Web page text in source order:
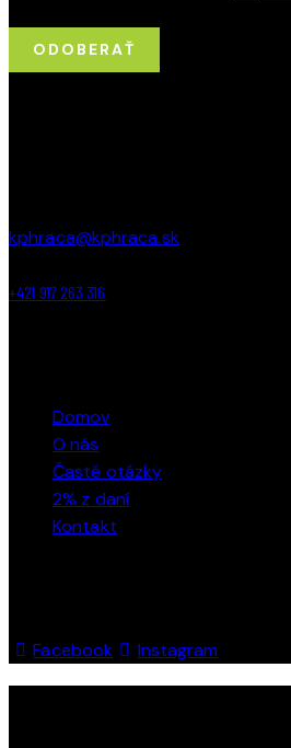
kphraca@kphraca.sk
+421 917 263 316
Domov
O nás
Časté otázky
2% z daní
Kontakt
Facebook Instagram